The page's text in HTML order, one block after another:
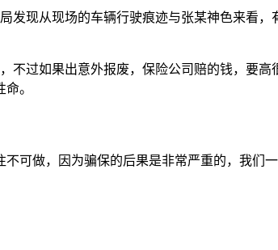
现从现场的车辆行驶痕迹与张某神色来看，
不过如果出意外报废，保险公司赔的钱，要高
。
可做，因为骗保的后果是非常严重的，我们一